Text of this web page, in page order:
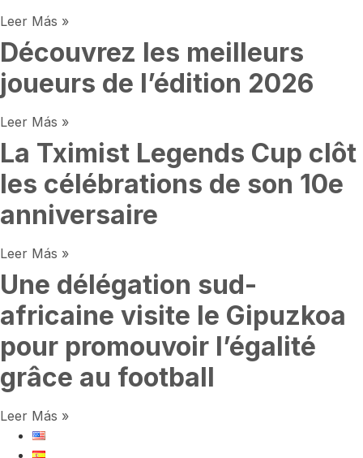
Leer Más »
Découvrez les meilleurs
joueurs de l’édition 2026
Leer Más »
La Tximist Legends Cup clôt
les célébrations de son 10e
anniversaire
Leer Más »
Une délégation sud-
africaine visite le Gipuzkoa
pour promouvoir l’égalité
grâce au football
Leer Más »